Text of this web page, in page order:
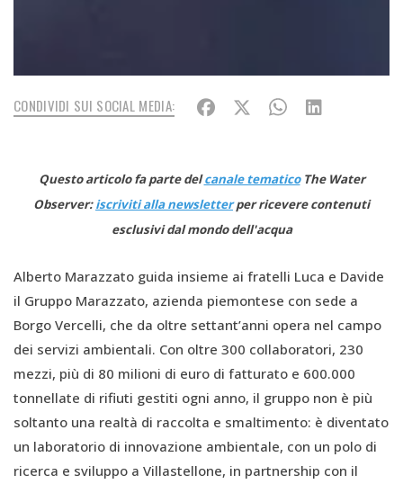
CONDIVIDI SUI SOCIAL MEDIA:
Questo articolo fa parte delcanale tematicoThe Water
Observer:iscriviti alla newsletterper ricevere contenuti
esclusivi dal mondo dell'acqua
Alberto Marazzato guida insieme ai fratelli Luca e Davide
il Gruppo Marazzato, azienda piemontese con sede a
Borgo Vercelli, che da oltre settant’anni opera nel campo
dei servizi ambientali. Con oltre 300 collaboratori, 230
mezzi, più di 80 milioni di euro di fatturato e 600.000
tonnellate di rifiuti gestiti ogni anno, il gruppo non è più
soltanto una realtà di raccolta e smaltimento: è diventato
un laboratorio di innovazione ambientale, con un polo di
ricerca e sviluppo a Villastellone, in partnership con il